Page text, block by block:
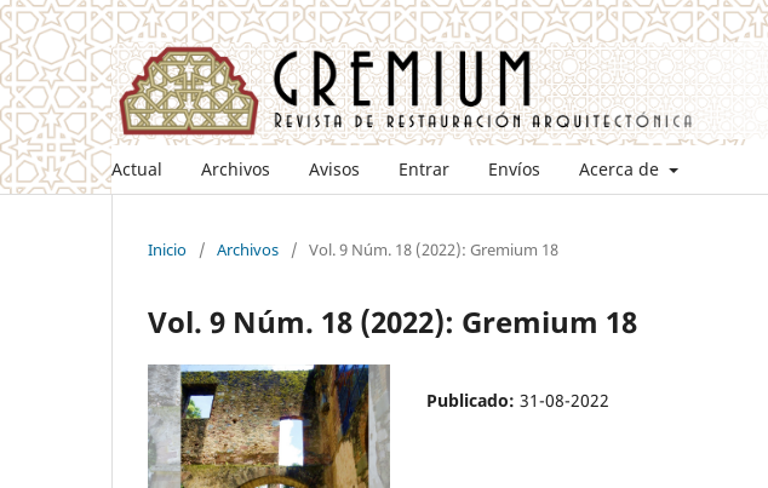
Actual Archivos Avisos Entrar Envíos Acerca de
Inicio / Archivos / Vol. 9 Núm. 18 (2022): Gremium 18
Vol. 9 Núm. 18 (2022): Gremium 18
Publicado: 31-08-2022